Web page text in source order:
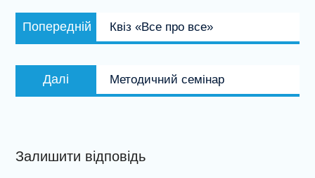
Навігація
записів
Попередній
запис:
Квіз «Все про все»
Далі
запис:
Методичний семінар
Залишити відповідь